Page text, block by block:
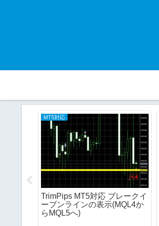
MT5対応
TrimPips MT5対応 ブレークイ
ーブンラインの表示(MQL4か
らMQL5へ)